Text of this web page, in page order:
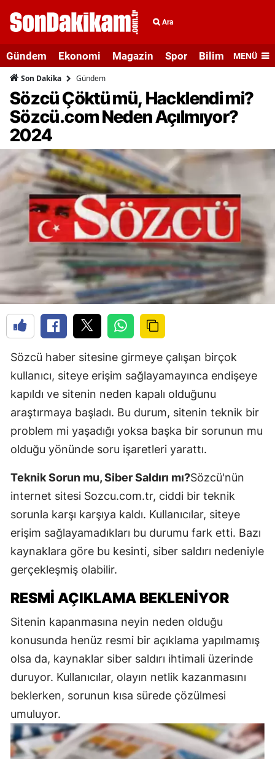
Ara
Gündem Ekonomi Magazin Spor Bilim veMENÜ
Son Dakika Gündem
Sözcü Çöktü mü, Hacklendi mi?
Sözcü.com Neden Açılmıyor?
2024
Sözcü haber sitesine girmeye çalışan birçok
kullanıcı, siteye erişim sağlayamayınca endişeye
kapıldı ve sitenin neden kapalı olduğunu
araştırmaya başladı. Bu durum, sitenin teknik bir
problem mi yaşadığı yoksa başka bir sorunun mu
olduğu yönünde soru işaretleri yarattı.
Teknik Sorun mu, Siber Saldırı mı?Sözcü'nün
internet sitesi Sozcu.com.tr, ciddi bir teknik
sorunla karşı karşıya kaldı. Kullanıcılar, siteye
erişim sağlayamadıkları bu durumu fark etti. Bazı
kaynaklara göre bu kesinti, siber saldırı nedeniyle
gerçekleşmiş olabilir.
RESMI AÇIKLAMA BEKLENIYOR
Sitenin kapanmasına neyin neden olduğu
konusunda henüz resmi bir açıklama yapılmamış
olsa da, kaynaklar siber saldırı ihtimali üzerinde
duruyor. Kullanıcılar, olayın netlik kazanmasını
beklerken, sorunun kısa sürede çözülmesi
umuluyor.